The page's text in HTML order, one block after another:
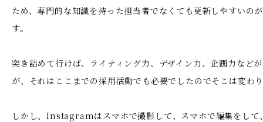
ため、専門的な知識を持った担当者でなくても更新しやすいの
す。
突き詰めて行けば、ライティング力、デザイン力、企画力など
が、それはここまでの採用活動でも必要でしたのでそこは変わ
しかし、Instagramはスマホで撮影して、スマホで編集をして